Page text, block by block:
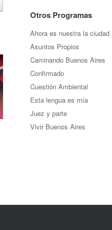
Otros Programas
Ahora es nuestra la ciudad
Asuntos Propios
Caminando Buenos Aires
Confirmado
Cuestión Ambiental
Esta lengua es mía
Juez y parte
Vivir Buenos Aires